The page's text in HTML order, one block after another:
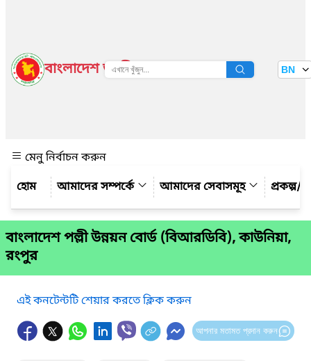
বাংলাদেশ জাতীয় তথ্য বাতায়ন BN
মেনু নির্বাচন করুন
আমাদের সম্পর্কে
আমাদের সেবাসমূহ প্রকল্প/
বাংলাদেশ পল্লী উন্নয়ন বোর্ড (বিআরডিবি), কাউনিয়া,
রংপুর
এই কনটেন্টটি শেয়ার করতে ক্লিক করুন
আপনার মতামত প্রদান করুন